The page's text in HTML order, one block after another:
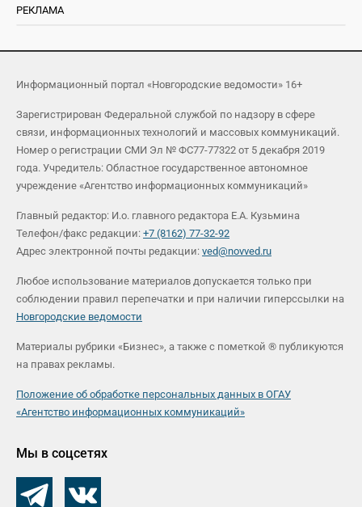
РЕКЛАМА
Информационный портал «Новгородские ведомости» 16+
Зарегистрирован Федеральной службой по надзору в сфере
связи, информационных технологий и массовых коммуникаций.
Номер о регистрации СМИ Эл № ФС77-77322 от 5 декабря 2019
года. Учредитель: Областное государственное автономное
учреждение «Агентство информационных коммуникаций»
Главный редактор: И.о. главного редактора Е.А. Кузьмина
Телефон/факс редакции: +7 (8162) 77-32-92
Адрес электронной почты редакции: ved@novved.ru
Любое использование материалов допускается только при
соблюдении правил перепечатки и при наличии гиперссылки на
Новгородские ведомости
Материалы рубрики «Бизнес», а также с пометкой ® публикуются
на правах рекламы.
Положение об обработке персональных данных в ОГАУ
«Агентство информационных коммуникаций»
Мы в соцсетях